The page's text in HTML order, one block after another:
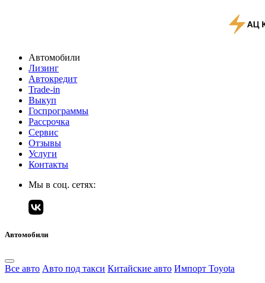
Автомобили
Лизинг
Автокредит
Trade-in
Выкуп
Госпрограммы
Рассрочка
Сервис
Отзывы
Услуги
Контакты
Мы в соц. сетях:
Автомобили
Все авто Авто под такси Китайские авто Импорт Toyota